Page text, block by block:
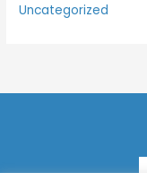
Uncategorized